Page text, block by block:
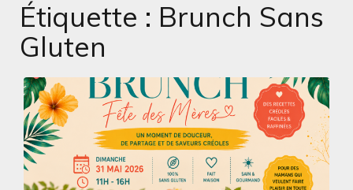
Étiquette : Brunch Sans
Gluten